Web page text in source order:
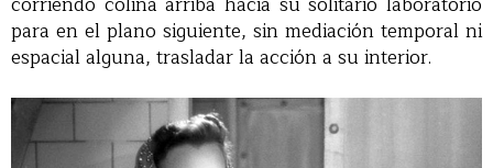
para en el plano siguiente, sin mediación temporal ni
espacial alguna, trasladar la acción a su interior.